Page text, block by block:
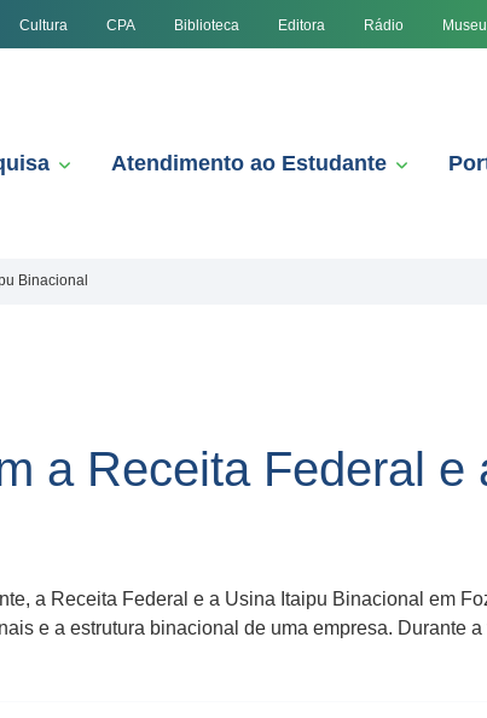
Cultura CPA Biblioteca Editora Rádio Museu
Atendimento ao Estudante
Binacional
a Receita Federal e
a Receita Federal e a Usina Itaipu Binacional em
e a estrutura binacional de uma empresa. Durante